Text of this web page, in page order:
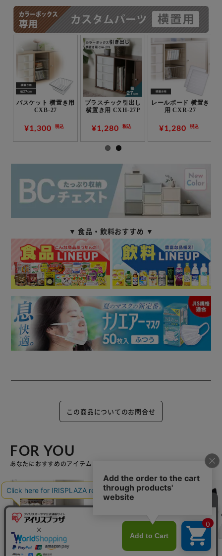
バスケット 横置き用
CXB-27
¥1,300 税込
プラスチック引出し
横置き用 CXH-27P
¥1,280 税込
レールボード 横置き
用 CXR-27
¥1,280 税込
▼ 食品・飲料おすすめ ▼
この商品についてのお問合せ
FOR YOU
あなたにおすすめのアイテム